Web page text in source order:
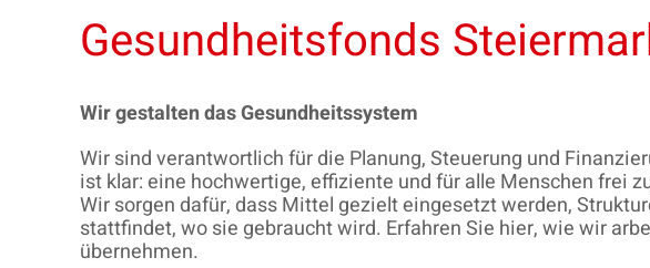
Gesundheitsfonds
Wir gestalten das Gesundheitssystem
Wir sind verantwortlich für die Planung, Steuerung und
ist klar: eine hochwertige, effiziente und für alle Menschen frei
Wir sorgen dafür, dass Mittel gezielt eingesetzt werden,
stattfindet, wo sie gebraucht wird. Erfahren Sie hier, wie wir
übernehmen.